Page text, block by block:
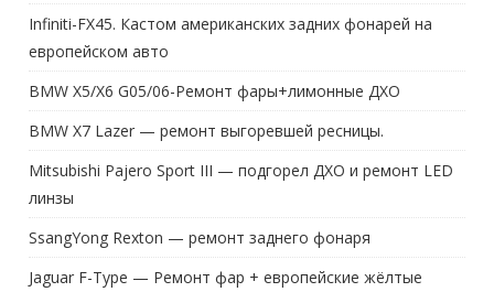
Infiniti-FX45. Кастом американских задних фонарей на
европейском авто
BMW X5/X6 G05/06-Ремонт фары+лимонные ДХО
BMW X7 Lazer — ремонт выгоревшей ресницы.
Mitsubishi Pajero Sport III — подгорел ДХО и ремонт LED
линзы
SsangYong Rexton — ремонт заднего фонаря
Jaguar F-Type — Ремонт фар + европейские жёлтые